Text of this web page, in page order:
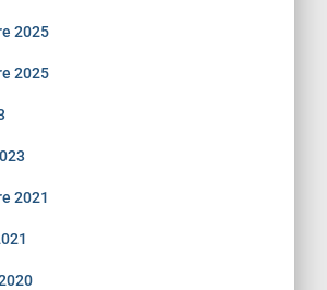
2025
2025
2021